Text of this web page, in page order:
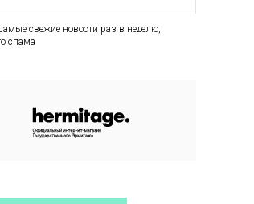
свежие новости раз в неделю,
спама